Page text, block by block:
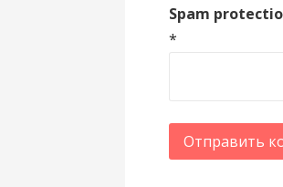
Spam
*